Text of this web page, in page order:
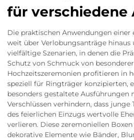
für verschiedene
Die praktischen Anwendungen einer
weit über Verlobungsanträge hinaus
vielfältige Szenarien, in denen die
Schutz von Schmuck von
Hochzeitszeremonien profitieren in
speziell für Ringträger konzipierten,
besonders gestaltete Ausführungen
Verschlüssen verhindern, dass junge
des feierlichen Einzugs wertvolle
verlieren. Diese zeremoniellen
dekorative Elemente wie Bänder,